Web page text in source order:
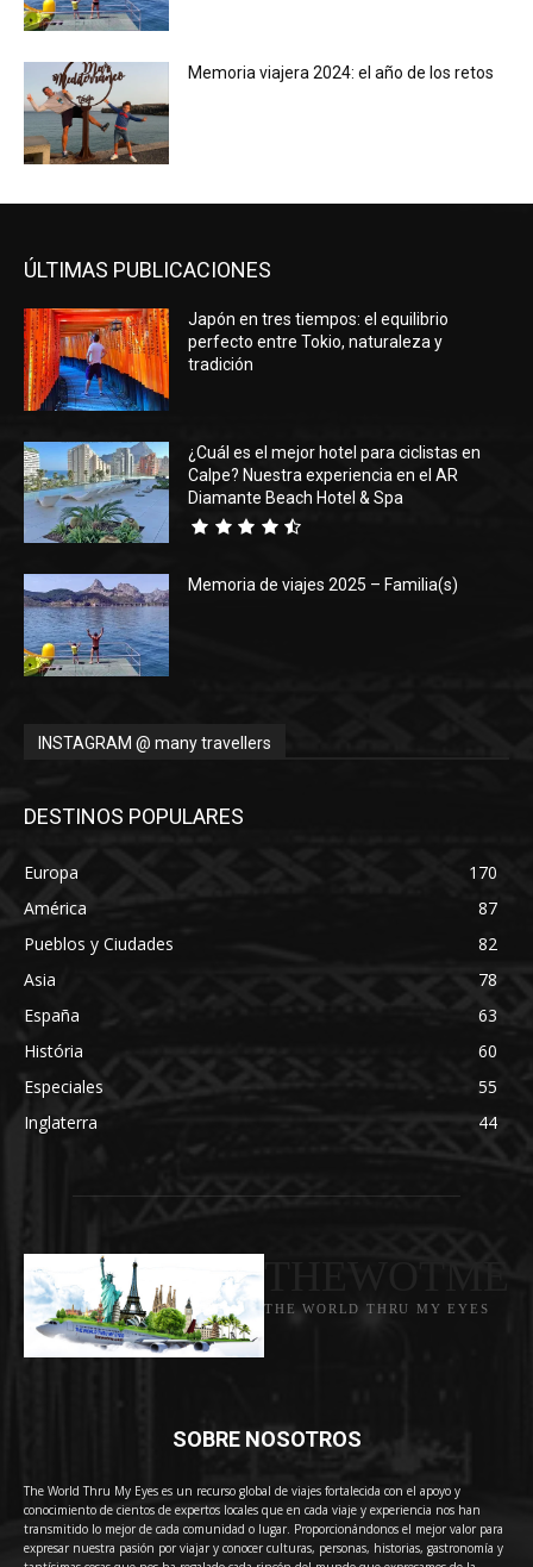
Memoria viajera 2024: el año de los retos
ÚLTIMAS PUBLICACIONES
Japón en tres tiempos: el equilibrio
perfecto entre Tokio, naturaleza y
tradición
¿Cuál es el mejor hotel para ciclistas en
Calpe? Nuestra experiencia en el AR
Diamante Beach Hotel & Spa
Memoria de viajes 2025 – Familia(s)
INSTAGRAM @ many travellers
DESTINOS POPULARES
Europa
170
América
87
Pueblos y Ciudades
82
Asia
78
España
63
História
60
Especiales
55
Inglaterra
44
THE WORLD THRU MY EYES
SOBRE NOSOTROS
The World Thru My Eyes es un recurso global de viajes fortalecida con el apoyo y
conocimiento de cientos de expertos locales que en cada viaje y experiencia nos han
transmitido lo mejor de cada comunidad o lugar. Proporcionándonos el mejor valor para
expresar nuestra pasión por viajar y conocer culturas, personas, historias, gastronomía y